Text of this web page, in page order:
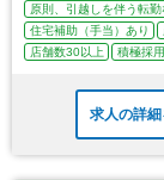
原則、引越しを伴う転勤
住宅補助（手当）あり
店舗数30以上
積極採
求人の詳